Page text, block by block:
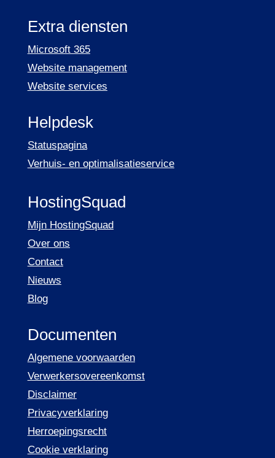
Extra diensten
Microsoft 365
Website management
Website services
Helpdesk
Statuspagina
Verhuis- en optimalisatieservice
HostingSquad
Mijn HostingSquad
Over ons
Contact
Nieuws
Blog
Documenten
Algemene voorwaarden
Verwerkersovereenkomst
Disclaimer
Privacyverklaring
Herroepingsrecht
Cookie verklaring